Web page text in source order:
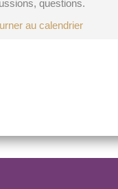
questions.
au calendrier